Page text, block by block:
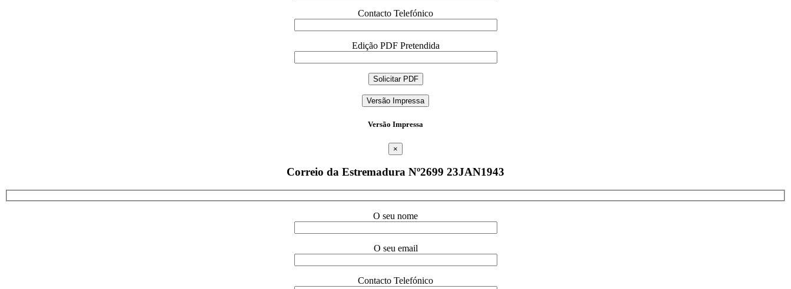
Contacto Telefónico
Edição PDF Pretendida
Versão Impressa
Versão Impressa
×
Correio da Estremadura Nº2699 23JAN1943
O seu nome
O seu email
Contacto Telefónico